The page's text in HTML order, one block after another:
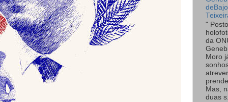
"
da
Moro
Mas,
duas